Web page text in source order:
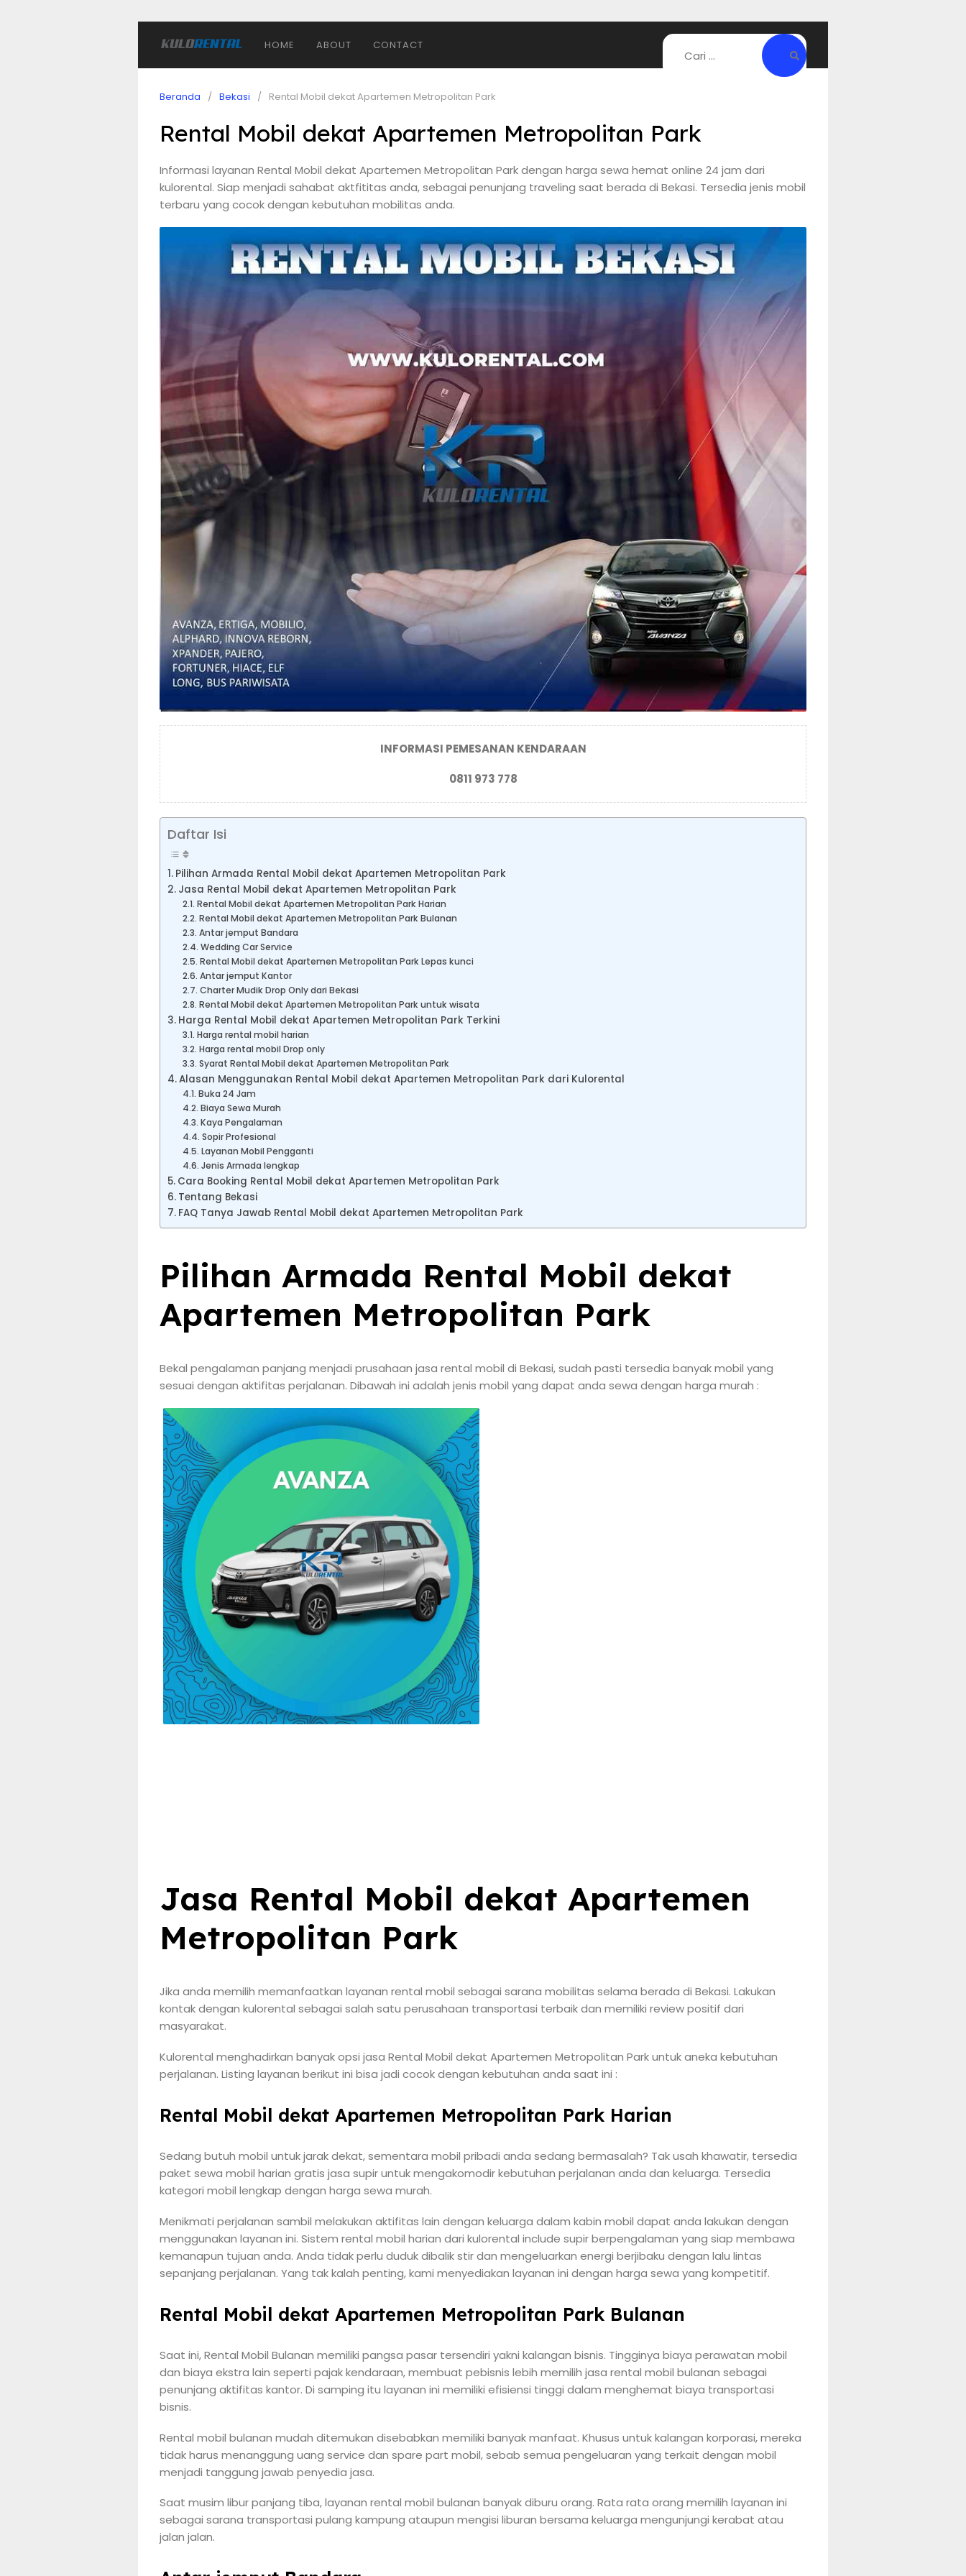
HOME ABOUT CONTACT
Beranda Bekasi Rental Mobil dekat Apartemen Metropolitan Park
Rental Mobil dekat Apartemen Metropolitan Park
Informasi layanan Rental Mobil dekat Apartemen Metropolitan Park dengan harga sewa hemat online 24 jam dari
kulorental. Siap menjadi sahabat aktfititas anda, sebagai penunjang traveling saat berada di Bekasi. Tersedia jenis mobil
terbaru yang cocok dengan kebutuhan mobilitas anda.
INFORMASI PEMESANAN KENDARAAN
0811 973 778
Daftar Isi
Pilihan Armada Rental Mobil dekat Apartemen Metropolitan Park
Jasa Rental Mobil dekat Apartemen Metropolitan Park
Rental Mobil dekat Apartemen Metropolitan Park Harian
Rental Mobil dekat Apartemen Metropolitan Park Bulanan
Antar jemput Bandara
Wedding Car Service
Rental Mobil dekat Apartemen Metropolitan Park Lepas kunci
Antar jemput Kantor
Charter Mudik Drop Only dari Bekasi
Rental Mobil dekat Apartemen Metropolitan Park untuk wisata
Harga Rental Mobil dekat Apartemen Metropolitan Park Terkini
Harga rental mobil harian
Harga rental mobil Drop only
Syarat Rental Mobil dekat Apartemen Metropolitan Park
Alasan Menggunakan Rental Mobil dekat Apartemen Metropolitan Park dari Kulorental
Buka 24 Jam
Biaya Sewa Murah
Kaya Pengalaman
Sopir Profesional
Layanan Mobil Pengganti
Jenis Armada lengkap
Cara Booking Rental Mobil dekat Apartemen Metropolitan Park
Tentang Bekasi
FAQ Tanya Jawab Rental Mobil dekat Apartemen Metropolitan Park
Pilihan Armada Rental Mobil dekat
Apartemen Metropolitan Park
Bekal pengalaman panjang menjadi prusahaan jasa rental mobil di Bekasi, sudah pasti tersedia banyak mobil yang
sesuai dengan aktifitas perjalanan. Dibawah ini adalah jenis mobil yang dapat anda sewa dengan harga murah :
Jasa Rental Mobil dekat Apartemen
Metropolitan Park
Jika anda memilih memanfaatkan layanan rental mobil sebagai sarana mobilitas selama berada di Bekasi. Lakukan
kontak dengan kulorental sebagai salah satu perusahaan transportasi terbaik dan memiliki review positif dari
masyarakat.
Kulorental menghadirkan banyak opsi jasa Rental Mobil dekat Apartemen Metropolitan Park untuk aneka kebutuhan
perjalanan. Listing layanan berikut ini bisa jadi cocok dengan kebutuhan anda saat ini :
Rental Mobil dekat Apartemen Metropolitan Park Harian
Sedang butuh mobil untuk jarak dekat, sementara mobil pribadi anda sedang bermasalah? Tak usah khawatir, tersedia
paket sewa mobil harian gratis jasa supir untuk mengakomodir kebutuhan perjalanan anda dan keluarga. Tersedia
kategori mobil lengkap dengan harga sewa murah.
Menikmati perjalanan sambil melakukan aktifitas lain dengan keluarga dalam kabin mobil dapat anda lakukan dengan
menggunakan layanan ini. Sistem rental mobil harian dari kulorental include supir berpengalaman yang siap membawa
kemanapun tujuan anda. Anda tidak perlu duduk dibalik stir dan mengeluarkan energi berjibaku dengan lalu lintas
sepanjang perjalanan. Yang tak kalah penting, kami menyediakan layanan ini dengan harga sewa yang kompetitif.
Rental Mobil dekat Apartemen Metropolitan Park Bulanan
Saat ini, Rental Mobil Bulanan memiliki pangsa pasar tersendiri yakni kalangan bisnis. Tingginya biaya perawatan mobil
dan biaya ekstra lain seperti pajak kendaraan, membuat pebisnis lebih memilih jasa rental mobil bulanan sebagai
penunjang aktifitas kantor. Di samping itu layanan ini memiliki efisiensi tinggi dalam menghemat biaya transportasi
bisnis.
Rental mobil bulanan mudah ditemukan disebabkan memiliki banyak manfaat. Khusus untuk kalangan korporasi, mereka
tidak harus menanggung uang service dan spare part mobil, sebab semua pengeluaran yang terkait dengan mobil
menjadi tanggung jawab penyedia jasa.
Saat musim libur panjang tiba, layanan rental mobil bulanan banyak diburu orang. Rata rata orang memilih layanan ini
sebagai sarana transportasi pulang kampung ataupun mengisi liburan bersama keluarga mengunjungi kerabat atau
jalan jalan.